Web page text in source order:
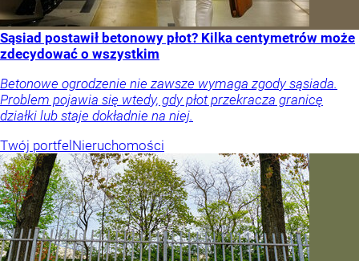
Sąsiad postawił betonowy płot? Kilka centymetrów może
zdecydować o wszystkim
Betonowe ogrodzenie nie zawsze wymaga zgody sąsiada.
Problem pojawia się wtedy, gdy płot przekracza granicę
działki lub staje dokładnie na niej.
Twój portfel Nieruchomości